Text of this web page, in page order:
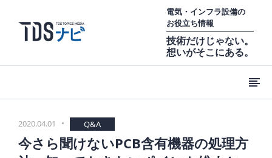
電気・インフラ設備の
お役立ち情報
技術だけじゃない。
想いがそこにある。
2020.04.01 Q&A
今さら聞けないPCB含有機器の処理方